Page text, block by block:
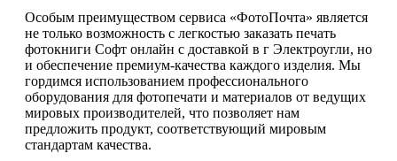
Особым преимуществом сервиса «ФотоПочта» является
не только возможность с легкостью заказать печать
фотокниги Софт онлайн с доставкой в г Электроугли, но
и обеспечение премиум-качества каждого изделия. Мы
гордимся использованием профессионального
оборудования для фотопечати и материалов от ведущих
мировых производителей, что позволяет нам
предложить продукт, соответствующий мировым
стандартам качества.